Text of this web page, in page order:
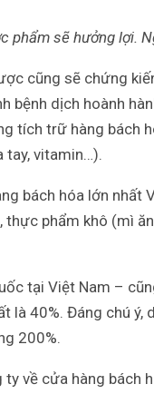
phẩm sẽ hưởng lợi.
cũng sẽ chứng
bệnh dịch hoành
tích trữ hàng bách
tay, vitamin…).
bách hóa lớn nhất
phẩm khô (mì
tại Việt Nam –
là 40%. Đáng chú ý,
200%.
về cửa hàng bách